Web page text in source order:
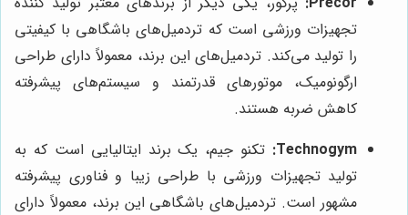
تجهیزات ورزشی است که تردمیل‌های باشگاهی با کیفیتی
را تولید می‌کند. تردمیل‌های این برند، معمولاً دارای طراحی
ارگونومیک، موتورهای قدرتمند و سیستم‌های پیشرفته
کاهش ضربه هستند.
Technogym: تکنو جیم، یک برند ایتالیایی است که به
تولید تجهیزات ورزشی با طراحی زیبا و فناوری پیشرفته
مشهور است. تردمیل‌های باشگاهی این برند، معمولاً دارای